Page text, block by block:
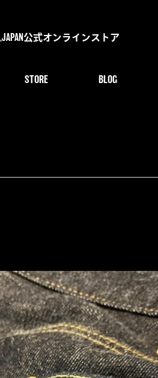
公式オンラインストア
STORE BLOG